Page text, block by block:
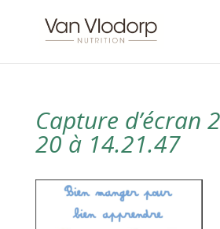
Capture d’écran
20 à 14.21.47